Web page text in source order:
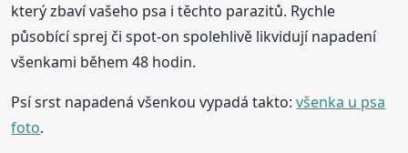
který zbaví vašeho psa i těchto parazitů. Rychle
působící sprej či spot-on spolehlivě likvidují napadení
všenkami během 48 hodin.
Psí srst napadená všenkou vypadá takto:všenka u psa
foto.